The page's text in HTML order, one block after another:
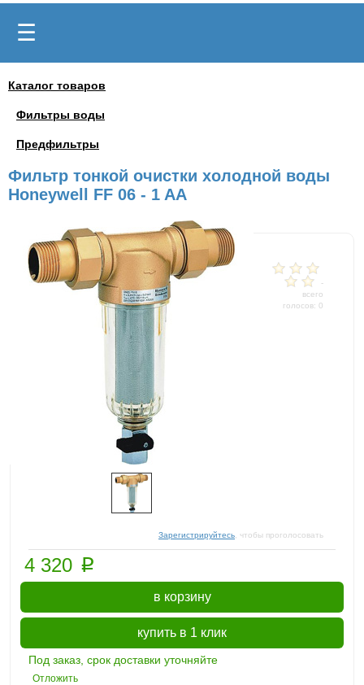
☰
Каталог товаров
Фильтры воды
Предфильтры
Фильтр тонкой очистки холодной воды
Honeywell FF 06 - 1 AA
-
всего
голосов: 0
Зарегистрируйтесь , чтобы проголосовать
4 320 p
в корзину
купить в 1 клик
Под заказ, срок доставки уточняйте
Отложить